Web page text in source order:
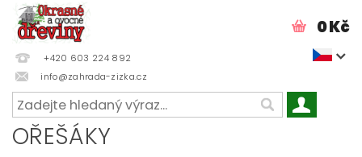
+420 603 224 892
info@zahrada-zizka.cz
0 Kč
OŘEŠÁKY